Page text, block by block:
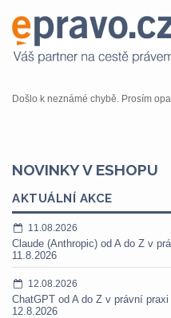
Došlo k neznámé chybě. Prosím
NOVINKY V ESHOPU
AKTUÁLNÍ AKCE
11.08.2026
Claude (Anthropic) od A do Z v
11.8.2026
12.08.2026
ChatGPT od A do Z v právní
12.8.2026